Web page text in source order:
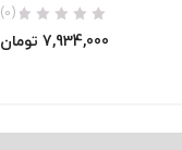
(0)
7,934,000 تومان